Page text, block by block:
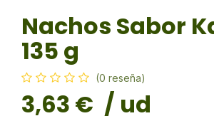
Nachos Sabor
135 g
(0 reseña)
3,63 € / ud